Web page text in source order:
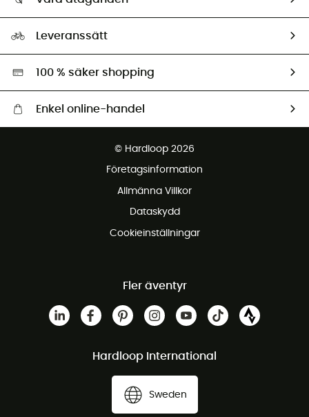
Ambassadörer
Miljöanpassat urval
Leveranssätt
100 % säker shopping
Enkel online-handel
Gratis retur inom 100 dagar
© Hardloop 2026
Företagsinformation
Allmänna Villkor
Dataskydd
Cookieinställningar
Fler äventyr
Hardloop International
Sweden